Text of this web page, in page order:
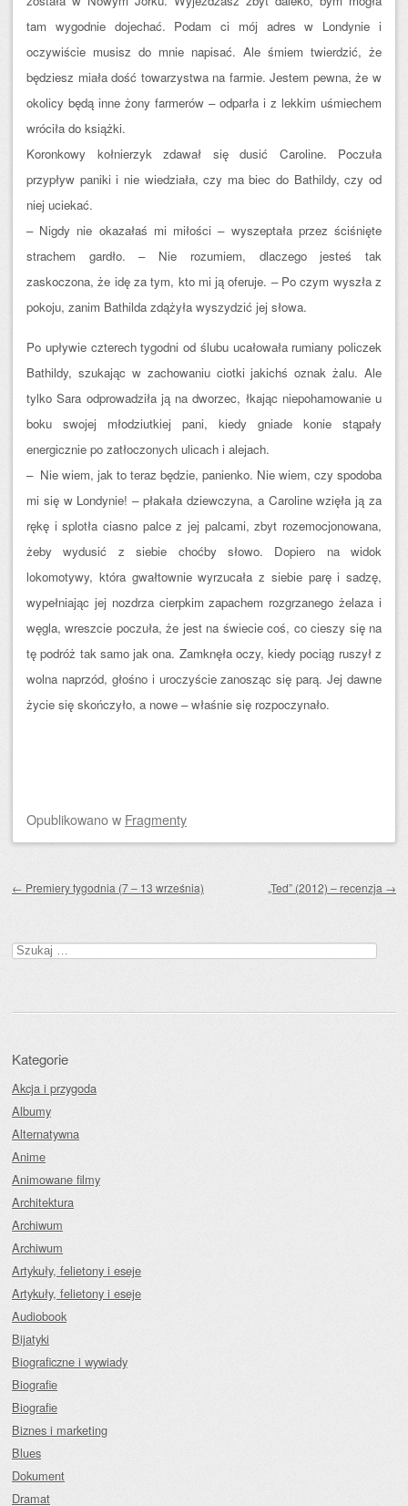
tam wygodnie dojechać. Podam ci mój adres w Londynie i
oczywiście musisz do mnie napisać. Ale śmiem twierdzić, że
będziesz miała dość towarzystwa na farmie. Jestem pewna, że w
okolicy będą inne żony farmerów – odparła i z lekkim uśmiechem
wróciła do książki.
Koronkowy kołnierzyk zdawał się dusić Caroline. Poczuła
przypływ paniki i nie wiedziała, czy ma biec do Bathildy, czy od
niej uciekać.
– Nigdy nie okazałaś mi miłości – wyszeptała przez ściśnięte
strachem gardło. – Nie rozumiem, dlaczego jesteś tak
zaskoczona, że idę za tym, kto mi ją oferuje. – Po czym wyszła z
pokoju, zanim Bathilda zdążyła wyszydzić jej słowa.
Po upływie czterech tygodni od ślubu ucałowała rumiany policzek
Bathildy, szukając w zachowaniu ciotki jakichś oznak żalu. Ale
tylko Sara odprowadziła ją na dworzec, łkając niepohamowanie u
boku swojej młodziutkiej pani, kiedy gniade konie stąpały
energicznie po zatłoczonych ulicach i alejach.
– Nie wiem, jak to teraz będzie, panienko. Nie wiem, czy spodoba
mi się w Londynie! – płakała dziewczyna, a Caroline wzięła ją za
rękę i splotła ciasno palce z jej palcami, zbyt rozemocjonowana,
żeby wydusić z siebie choćby słowo. Dopiero na widok
lokomotywy, która gwałtownie wyrzucała z siebie parę i sadzę,
wypełniając jej nozdrza cierpkim zapachem rozgrzanego żelaza i
węgla, wreszcie poczuła, że jest na świecie coś, co cieszy się na
tę podróż tak samo jak ona. Zamknęła oczy, kiedy pociąg ruszył z
wolna naprzód, głośno i uroczyście zanosząc się parą. Jej dawne
życie się skończyło, a nowe – właśnie się rozpoczynało.
Opublikowanow Fragmenty
← Premiery tygodnia (7 – 13 września) „Ted” (2012) – recenzja →
Szukaj:
Kategorie
Akcja i przygoda
Albumy
Alternatywna
Anime
Animowane filmy
Architektura
Archiwum
Archiwum
Artykuły, felietony i eseje
Artykuły, felietony i eseje
Audiobook
Bijatyki
Biograficzne i wywiady
Biografie
Biografie
Biznes i marketing
Blues
Dokument
Dramat